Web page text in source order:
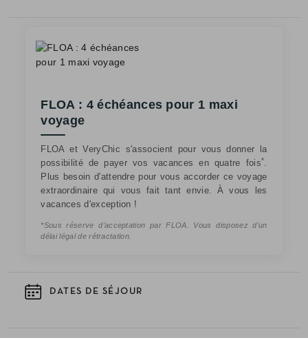
DATES DE SÉJOUR
FLOA : 4 échéances pour 1 maxi
voyage
FLOA et VeryChic s'associent pour vous donner la
possibilité de payer vos vacances en quatre fois*
Plus besoin d'attendre pour vous accorder ce voyage
extraordinaire qui vous fait tant envie. À vous les
vacances d'exception !
*Sous réserve d’acceptation par FLOA. Vous disposez d’un
délai légal de rétractation.